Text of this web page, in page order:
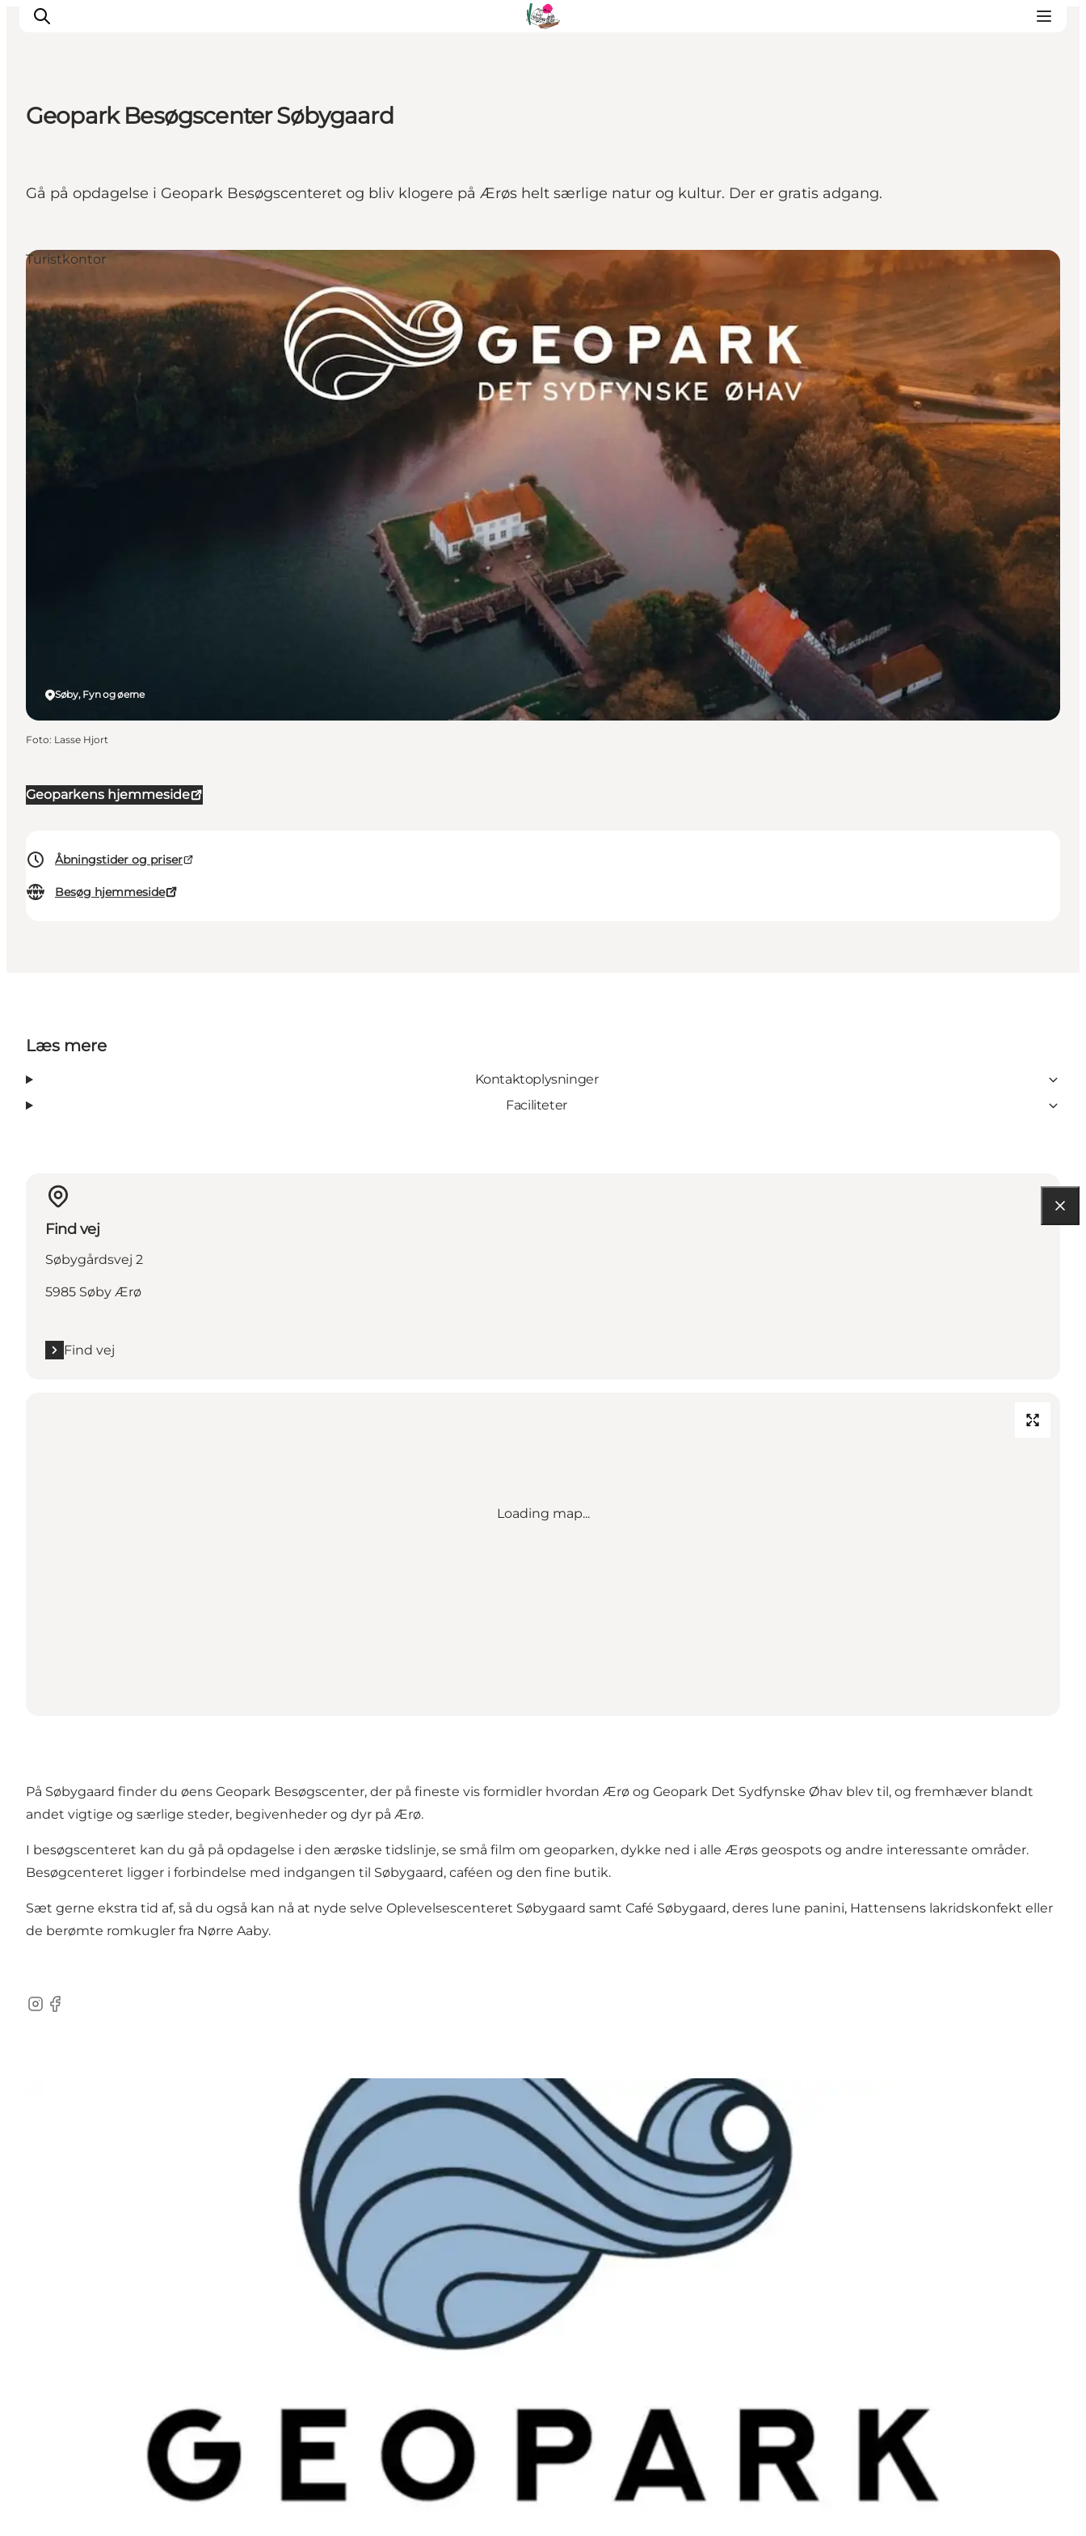
Geopark Besøgscenter
Om Søbygaard
Geopark Besøgscenter Søbygaard
Gå på opdagelse i Geopark Besøgscenteret og bliv klogere på Ærøs helt særlige natur og kultur. Der er gratis adgang.
Geoparkens hjemmeside
Åbningstider og priser
Besøg hjemmeside
Søby, Fyn og øerne
Turistkontor
Foto: Lasse Hjort
Læs mere
Kontaktoplysninger
Faciliteter
Find vej
Søbygårdsvej 2
5985 Søby Ærø
Find vej
Loading map...
På Søbygaard finder du øens Geopark Besøgscenter, der på fineste vis formidler hvordan Ærø og Geopark Det Sydfynske Øhav blev til, og fremhæver blandt
andet vigtige og særlige steder, begivenheder og dyr på Ærø.
I besøgscenteret kan du gå på opdagelse i den ærøske tidslinje, se små film om geoparken, dykke ned i alle Ærøs geospots og andre interessante områder.
Besøgcenteret ligger i forbindelse med indgangen til Søbygaard, caféen og den fine butik.
Sæt gerne ekstra tid af, så du også kan nå at nyde selve Oplevelsescenteret Søbygaard samt Café Søbygaard, deres lune panini, Hattensens lakridskonfekt eller
de berømte romkugler fra Nørre Aaby.
Instagram
Facebook